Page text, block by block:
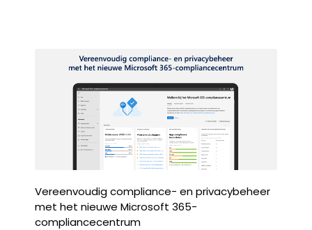
Vereenvoudig compliance- en privacybeheer
met het nieuwe Microsoft 365-
compliancecentrum